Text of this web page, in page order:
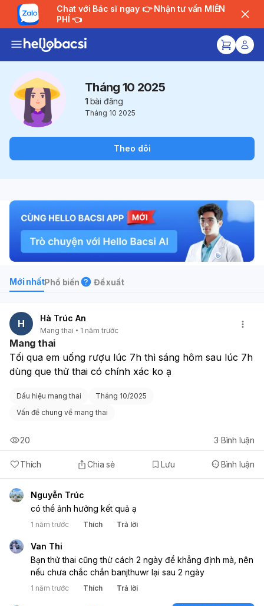
Chat với Bác sĩ ngay 👉 Nhận tư vấn MIỄN
PHÍ 👈
Tháng 10 2025
1 bài đăng
Tháng 10 2025
Theo dõi
Mới nhấtPhổ biến Đề xuất
H Hà Trúc An
Mang thai 1 năm trước
Mang thai
Tối qua em uống rượu lúc 7h thì sáng hôm sau lúc 7h
dùng que thử thai có chính xác ko ạ
Dấu hiệu mang thai
Tháng 10/2025
Vấn đề chung về mang thai
Thích Chia sẻ Lưu Bình luận
20 3 Bình luận
Nguyễn Trúc
có thể ảnh hưởng kết quả ạ
1 năm trước Thích Trả lời
Van Thi
Bạn thử thai cũng thử cách 2 ngày để khẳng định mà, nên
nếu chưa chắc chắn banjthuwr lại sau 2 ngày
1 năm trước Thích Trả lời